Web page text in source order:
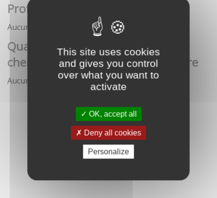
This site uses cookies
and gives you control
over what you want to
activate
OK, accept all
Deny all cookies
Personalize
Profession architecte
Aucune démarche pour le moment
Qualification des enseignants-
chercheurs en écoles d'architecture
Aucune démarche pour le moment